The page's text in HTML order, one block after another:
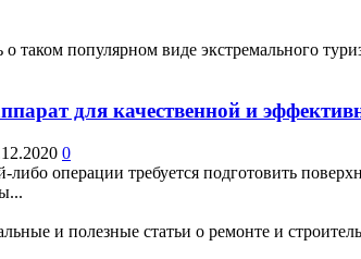
о таком популярном виде экстремального
для качественной и
0
операции требуется подготовить
и полезные статьи о ремонте и